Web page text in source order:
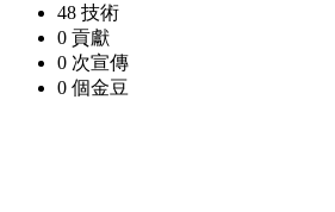
48 技術
0 貢獻
0 次宣傳
0 個金豆